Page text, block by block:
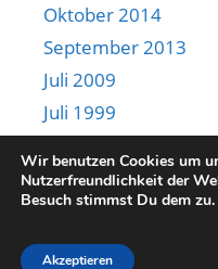
Oktober 2014
September 2013
Juli 2009
Juli 1999
2026 ©
Wir benutzen Cookies um
Nutzerfreundlichkeit der
Besuch stimmst Du dem zu.
Akzeptieren